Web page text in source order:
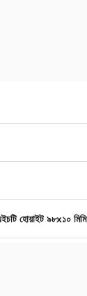
হোয়াইট ৯৮x১০ মিমি